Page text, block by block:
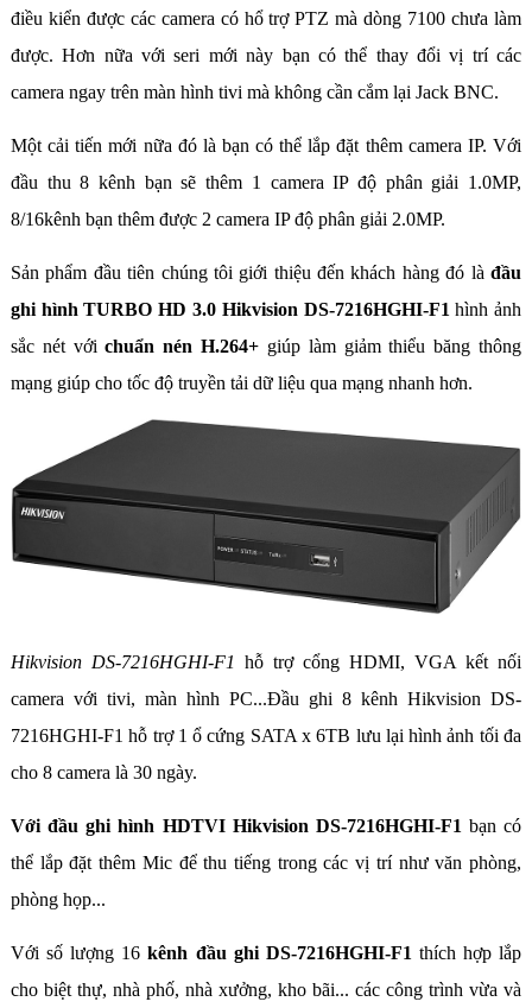
điều kiển được các camera có hổ trợ PTZ mà dòng 7100 chưa làm
được. Hơn nữa với seri mới này bạn có thể thay đổi vị trí các
camera ngay trên màn hình tivi mà không cần cắm lại Jack BNC.
Một cải tiến mới nữa đó là bạn có thể lắp đặt thêm camera IP. Với
đầu thu 8 kênh bạn sẽ thêm 1 camera IP độ phân giải 1.0MP,
8/16kênh bạn thêm được 2 camera IP độ phân giải 2.0MP.
Sản phẩm đầu tiên chúng tôi giới thiệu đến khách hàng đó làđầu
ghi hình TURBO HD 3.0 Hikvision DS-7216HGHI-F1hình ảnh
sắc nét vớichuẩn nén H.264+ giúp làm giảm thiểu băng thông
mạng giúp cho tốc độ truyền tải dữ liệu qua mạng nhanh hơn.
Hikvision DS-7216HGHI-F1 hỗ trợ cổng HDMI, VGA kết nối
camera với tivi, màn hình PC...Đầu ghi 8 kênh Hikvision DS-
7216HGHI-F1 hỗ trợ 1 ổ cứng SATA x 6TB lưu lại hình ảnh tối đa
cho 8 camera là 30 ngày.
Với đầu ghi hình HDTVI Hikvision DS-7216HGHI-F1 bạn có
thể lắp đặt thêm Mic để thu tiếng trong các vị trí như văn phòng,
phòng họp...
Với số lượng 16kênh đầu ghi DS-7216HGHI-F1 thích hợp lắp
cho biệt thự, nhà phố, nhà xưởng, kho bãi... các công trình vừa và